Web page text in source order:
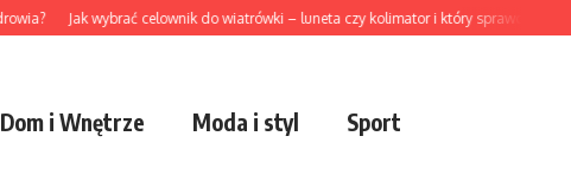
Jak wybrać celownik do wiatrówki – luneta czy kolimator i który sprawdzi się lepiej w
Dom i Wnętrze Moda i styl Sport